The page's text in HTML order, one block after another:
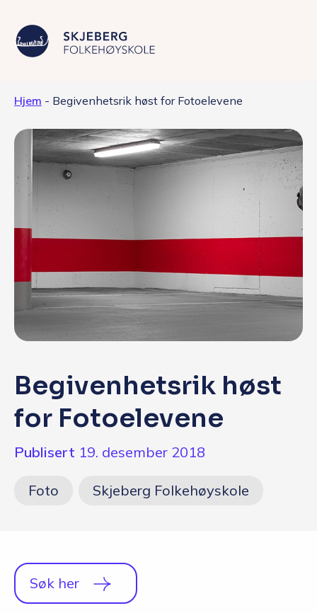
Livet på skolen
Skolen
Kontakt
Valgfag
Siste nytt
Q&A
English
Hjem - Begivenhetsrik høst for Fotoelevene
Begivenhetsrik høst
for Fotoelevene
Publisert 19. desember 2018
Foto Skjeberg Folkehøyskole
Søk her